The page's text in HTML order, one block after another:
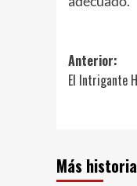
de
Anterior:
El Intrigante
Más